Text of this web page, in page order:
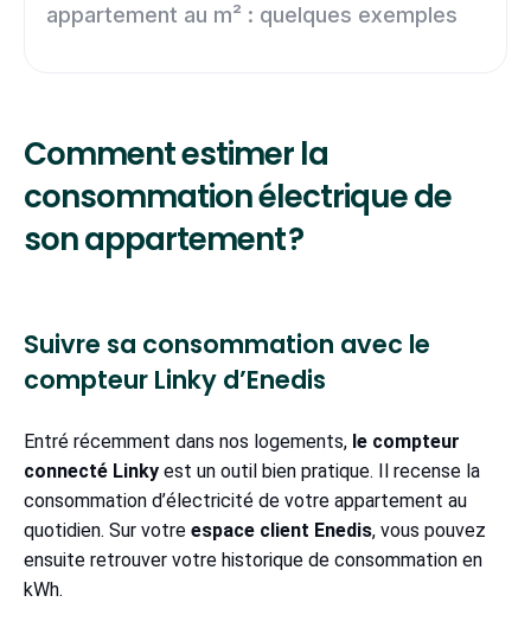
appartement au m² : quelques exemples
Comment estimer la
consommation électrique de
son appartement ?
Suivre sa consommation avec le
compteur Linky d’Enedis
Entré récemment dans nos logements, le compteur
connecté Linky est un outil bien pratique. Il recense la
consommation d’électricité de votre appartement au
quotidien. Sur votre espace client Enedis, vous pouvez
ensuite retrouver votre historique de consommation en
kWh.